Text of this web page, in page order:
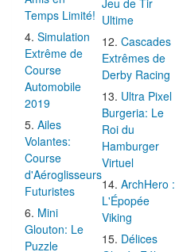
Temps Limité!
Simulation
Extrême de
Course
Automobile
2019
Ailes
Volantes:
Course
d'Aéroglisseurs
Futuristes
Mini
Glouton: Le
Puzzle
Ultime
Cascades
Extrêmes de
Derby Racing
Ultra Pixel
Burgeria: Le
Roi du
Hamburger
Virtuel
ArchHero :
L'Épopée
Viking
Délices